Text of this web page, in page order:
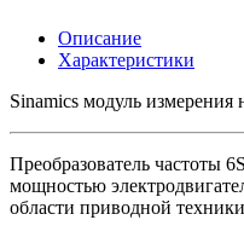
Описание
Характеристики
Sinamics модуль измерения
Преобразователь частоты
мощностью
области приводной